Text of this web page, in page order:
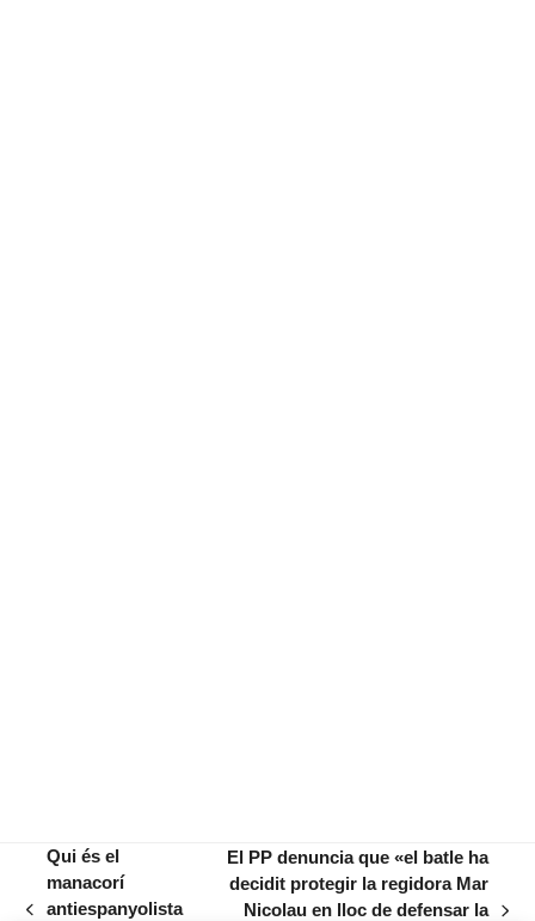
Qui és el
manacorí
antiespanyolista
El PP denuncia que «el batle ha
decidit protegir la regidora Mar
Nicolau en lloc de defensar la